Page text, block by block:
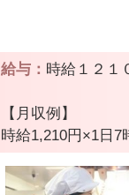
給与： 時給１２１
【月収例】
時給1,210円×1日7